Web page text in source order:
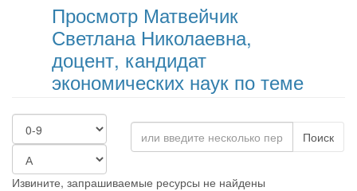
Просмотр Матвейчик
Светлана Николаевна,
доцент, кандидат
экономических наук по теме
Поиск
Извините, запрашиваемые ресурсы не найдены